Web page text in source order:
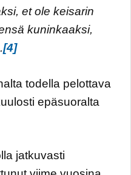
et ole keisarin
kuninkaaksi,
[4]
todella pelottava
epäsuoralta
jatkuvasti